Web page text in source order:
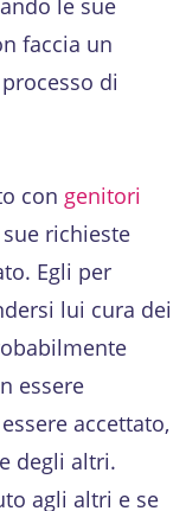
le sue
faccia un
di
con genitori
richieste
Egli per
lui cura dei
essere
accettato,
degli altri.
agli altri e se